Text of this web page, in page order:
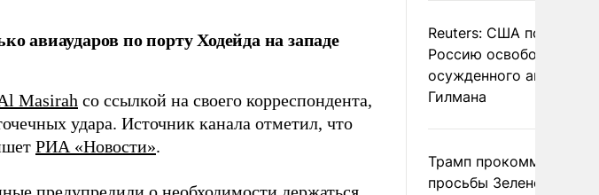
авиаударов по порту Ходейда на западе
Masirah со ссылкой на своего корреспондента,
удара. Источник канала отметил, что
РИА «Новости».
Reuters: США
Россию освободить
осужденного
Гилмана
Трамп
просьбы Зеленского о